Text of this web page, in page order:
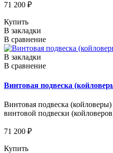
71 200 ₽
Купить
В закладки
В сравнение
В закладки
В сравнение
Винтовая подвеска
Винтовая подвеска
винтовой подвески
71 200 ₽
Купить